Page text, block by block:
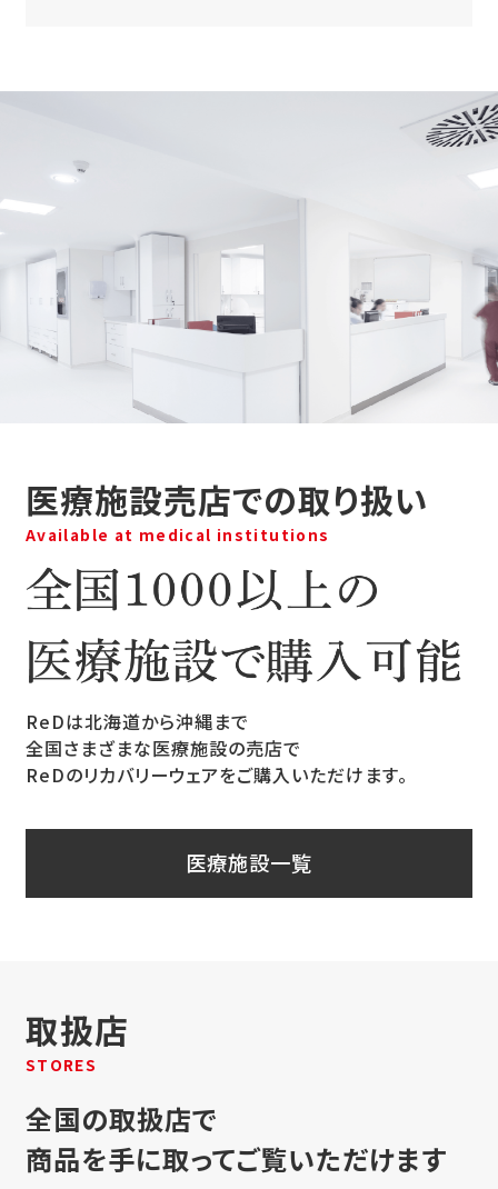
医療施設売店での取り扱い
Available at medical institutions
ReDは北海道から沖縄まで
全国さまざまな医療施設の売店で
ReDのリカバリーウェアをご購入いただけます。
医療施設一覧
取扱店
STORES
全国の取扱店で
商品を手に取ってご覧いただけます